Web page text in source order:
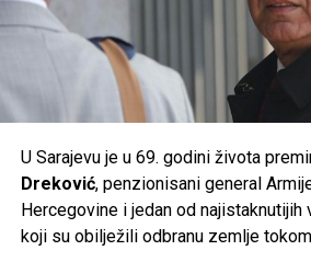
U Sarajevu je u 69. godini života
Dreković, penzionisani general
Hercegovine i jedan od najistaknutijih
koji su obilježili odbranu zemlje